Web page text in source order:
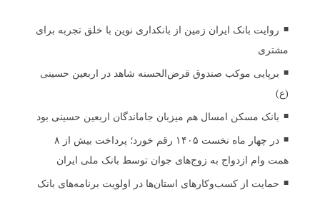
روایت بانک ایران زمین از بانکداری نوین با خلق تجربه برای
مشتری
برپایی موکب صندوق قرض‌الحسنه شاهد در اربعین حسینی
(ع)
بانک مسکن امسال هم میزبان جاماندگان اربعین حسینی بود
در چهار ماه نخست ۱۴۰۵ رقم خورد؛ پرداخت بیش از ۸
همت وام ازدواج به زوج‌های جوان توسط بانک ملی ایران
حمایت از کسب‌وکارهای استان‌ها در اولویت برنامه‌های بانک